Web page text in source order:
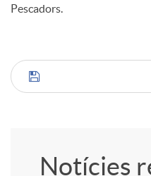
Pescadors.
C
Notícies